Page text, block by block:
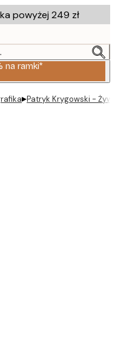
powyżej 249 zł
na ramki*
▸Patryk Krygowski -